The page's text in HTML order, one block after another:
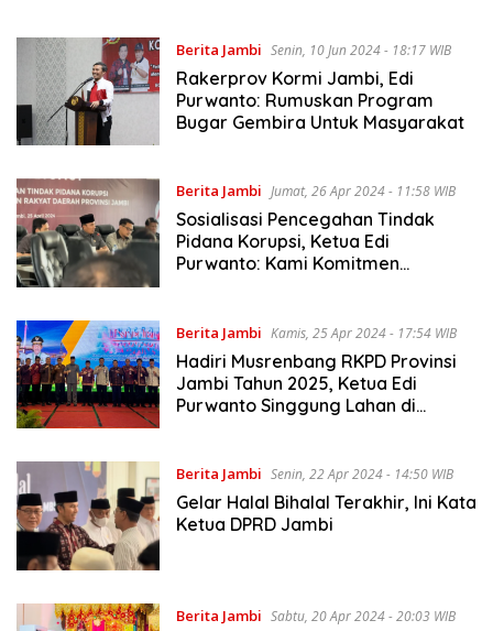
Berita Jambi Senin, 10 Jun 2024 - 18:17 WIB
Rakerprov Kormi Jambi, Edi
Purwanto: Rumuskan Program
Bugar Gembira Untuk Masyarakat
Berita Jambi Jumat, 26 Apr 2024 - 11:58 WIB
Sosialisasi Pencegahan Tindak
Pidana Korupsi, Ketua Edi
Purwanto: Kami Komitmen
Berita Jambi Kamis, 25 Apr 2024 - 17:54 WIB
Hadiri Musrenbang RKPD Provinsi
Jambi Tahun 2025, Ketua Edi
Purwanto Singgung Lahan di
Berita Jambi Senin, 22 Apr 2024 - 14:50 WIB
Gelar Halal Bihalal Terakhir, Ini Kata
Ketua DPRD Jambi
Berita Jambi Sabtu, 20 Apr 2024 - 20:03 WIB